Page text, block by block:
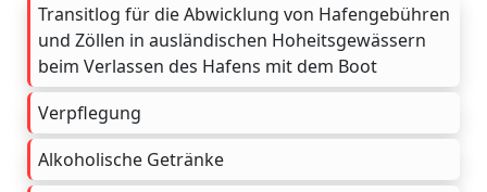
Transitlog für die Abwicklung von Hafengebühren
und Zöllen in ausländischen Hoheitsgewässern
beim Verlassen des Hafens mit dem Boot
Verpflegung
Alkoholische Getränke